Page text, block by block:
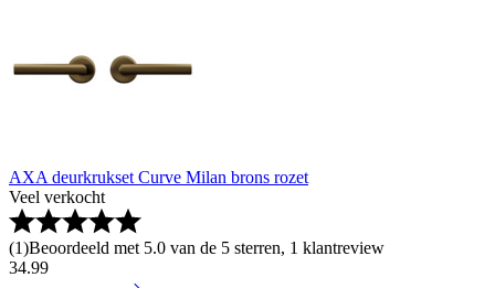
AXA deurkrukset Curve Milan brons rozet
Veel verkocht
(1)Beoordeeld met 5.0 van de 5 sterren, 1 klantreview
34.99